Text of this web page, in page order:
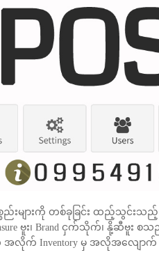
စ္စည်းများကို တစ်ခုခြင်း ထည့်သွင်းသ
ဗူး၊ Brand ငှက်သိုက်၊ နို့ဆီဗူး စသ
အလိုက် Inventory မှ အလိုအလျောက်